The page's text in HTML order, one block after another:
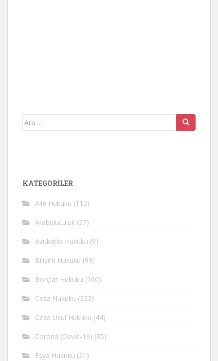
Arama
KATEGORİLER
Aile Hukuku (112)
Arabuluculuk (37)
Avukatlık Hukuku (9)
Bilişim Hukuku (99)
Borçlar Hukuku (160)
Ceza Hukuku (222)
Ceza Usul Hukuku (44)
Corona (Covid-19) (85)
Eşya Hukuku (21)